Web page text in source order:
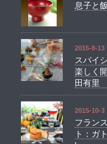
息子と
2015-8-13
スパイ
楽しく
田有里
2015-10-3
フラン
ト：ガ